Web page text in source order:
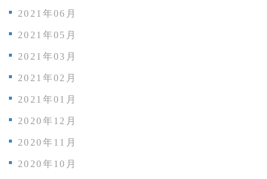
2021年06月
2021年05月
2021年03月
2021年02月
2021年01月
2020年12月
2020年11月
2020年10月